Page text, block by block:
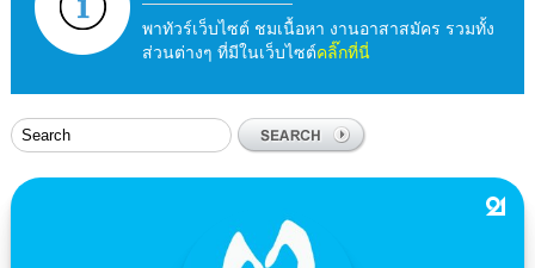
พาทัวร์เว็บไซต์ ชมเนื้อหา งานอาสาสมัคร รวมทั้ง
ส่วนต่างๆ ที่มีในเว็บไซต์คลิ๊กที่นี่